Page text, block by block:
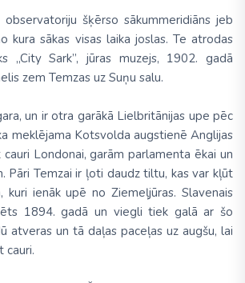
šķērso sākummeridiāns jeb
kura sākas visas laika joslas. Te atrodas
„City Sark”, jūras muzejs, 1902. gadā
zem Temzas uz Suņu salu.
un ir otra garākā Lielbritānijas upe pēc
meklējama Kotsvolda augstienē Anglijas
Londonai, garām parlamenta ēkai un
Pāri Temzai ir ļoti daudz tiltu, kas var kļūt
kuri ienāk upē no Ziemeļjūras. Slavenais
1894. gadā un viegli tiek galā ar šo
atveras un tā daļas paceļas uz augšu, lai
cauri.